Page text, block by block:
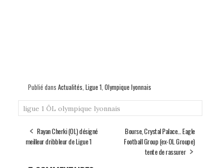
Publié dans Actualités, Ligue 1, Olympique lyonnais
ligue 1 ÔL olympique lyonnais
Rayan Cherki (OL) désigné
meilleur dribbleur de Ligue 1
Bourse, Crystal Palace… Eagle
Football Group (ex-OL Groupe)
tente de rassurer